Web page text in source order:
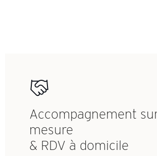
Accompagnement
mesure
& RDV à domicile